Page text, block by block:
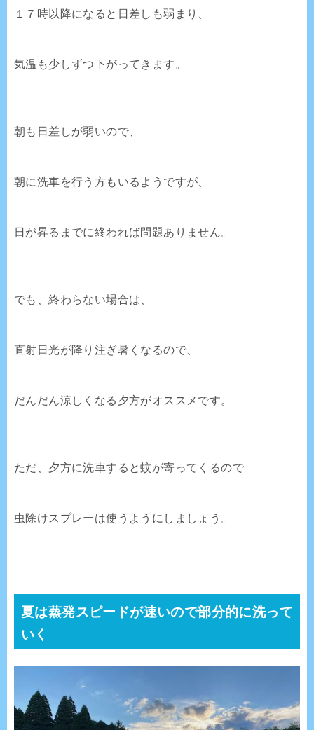
１７時以降になると日差しも弱まり、
気温も少しずつ下がってきます。
朝も日差しが弱いので、
朝に洗車を行う方もいるようですが、
日が昇るまでに終われば問題ありません。
でも、終わらない場合は、
直射日光が降り注ぎ暑くなるので、
だんだん涼しくなる夕方がオススメです。
ただ、夕方に洗車すると蚊が寄ってくるので
虫除けスプレーは使うようにしましょう。
夏は蒸発スピードが速いので部分的に洗って
いく